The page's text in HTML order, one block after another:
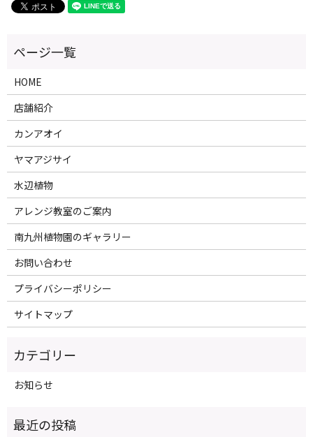
HOME
店舗紹介
カンアオイ
ヤマアジサイ
水辺植物
アレンジ教室のご案内
南九州植物園のギャラリー
お問い合わせ
プライバシーポリシー
サイトマップ
お知らせ